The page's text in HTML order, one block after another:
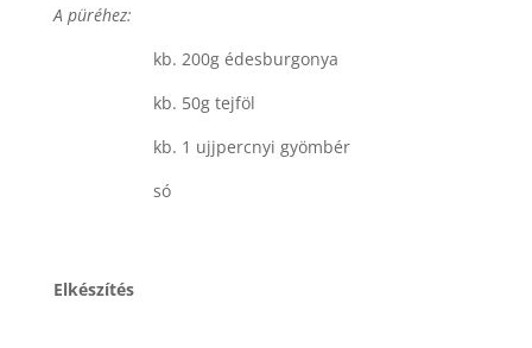
A püréhez:
kb. 200g édesburgonya
kb. 50g tejföl
kb. 1 ujjpercnyi gyömbér
só
Elkészítés